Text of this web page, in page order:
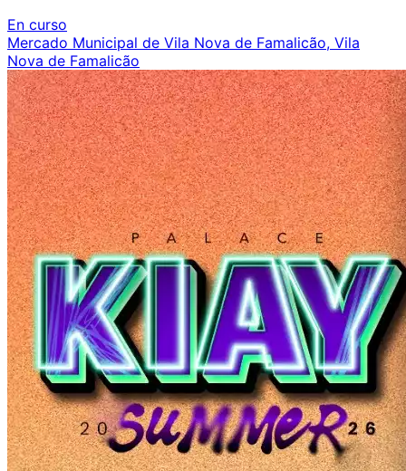
En curso
Mercado Municipal de Vila Nova de Famalicão, Vila
Nova de Famalicão